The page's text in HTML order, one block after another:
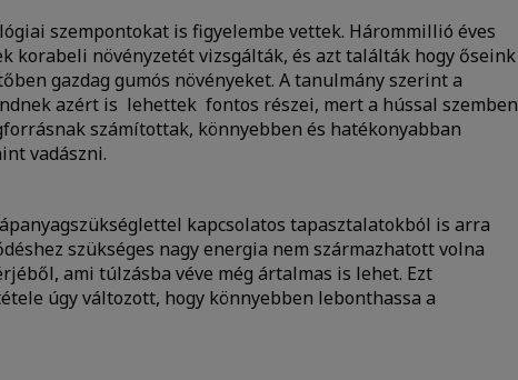
szempontokat is figyelembe vettek. Hárommillió éves
korabeli növényzetét vizsgálták, és azt találták hogy őseink
gazdag gumós növényeket. A tanulmány szerint a
azért is lehettek fontos részei, mert a hússal szemben
számítottak, könnyebben és hatékonyabban
vadászni.
kapcsolatos tapasztalatokból is arra
szükséges nagy energia nem származhatott volna
ami túlzásba véve még ártalmas is lehet. Ezt
úgy változott, hogy könnyebben lebonthassa a